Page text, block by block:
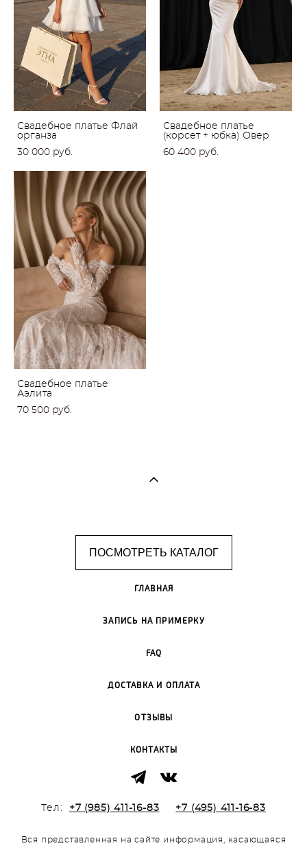
Свадебное платье Флай
органза
30 000 pуб.
Свадебное платье
(корсет + юбка) Овер
60 400 pуб.
Свадебное платье
Аэлита
70 500 pуб.
ПОСМОТРЕТЬ КАТАЛОГ
ГЛАВНАЯ
ЗАПИСЬ НА ПРИМЕРКУ
FAQ
ДОСТАВКА И ОПЛАТА
ОТЗЫВЫ
КОНТАКТЫ
Тел: +7 (985) 411-16-83 +7 (495) 411-16-83
Вся представленная на сайте информация, касающаяся